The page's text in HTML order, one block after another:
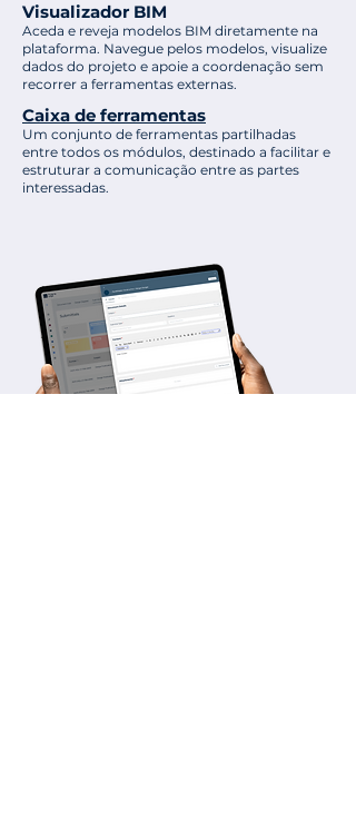
Visualizador BIM
Aceda e reveja modelos BIM diretamente na
plataforma. Navegue pelos modelos, visualize
dados do projeto e apoie a coordenação sem
recorrer a ferramentas externas.
Caixa de ferramentas
Um conjunto de ferramentas partilhadas
entre todos os módulos, destinado a facilitar e
estruturar a comunicação entre as partes
interessadas.